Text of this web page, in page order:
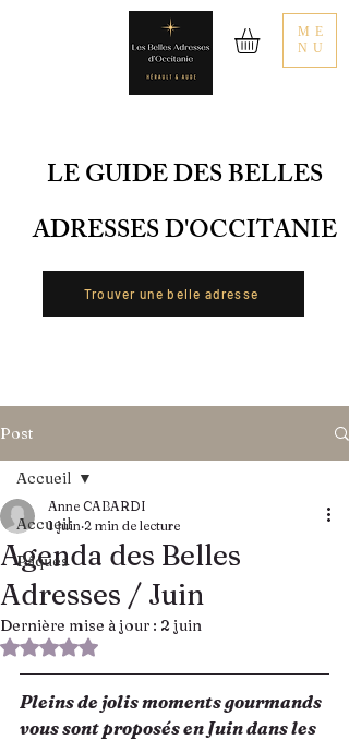
LE GUIDE DES BELLES
ADRESSES D'OCCITANIE
Trouver une belle adresse
ME
NU
Post
Accueil
Pâques
Accueil
Agenda des Belles
Adresses / Juin
Anne CABARDI
1 juin 2 min de lecture
Dernière mise à jour : 2 juin
Noté NaN étoiles sur 5.
Pleins de jolis moments gourmands
vous sont proposés en Juin dans les